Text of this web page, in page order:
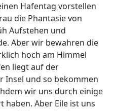
Hafentag vorstellen
die Phantasie von
Aufstehen und
Aber wir bewahren die
hoch am Himmel
liegt auf der
Insel und so bekommen
wir uns durch einige
Aber Eile ist uns